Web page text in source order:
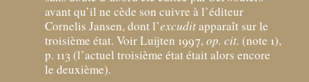
avant qu’il ne cède son cuivre à l’éditeur
Cornelis Jansen, dont l’excuditapparaît sur le
troisième état. Voir Luijten 1997,op. cit. (note 1),
p. 113 (l’actuel troisième état était alors encore
le deuxième).